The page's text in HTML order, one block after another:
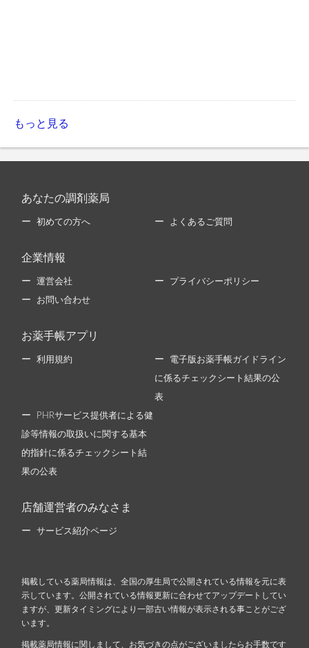
もっと見る
あなたの調剤薬局
初めての方へ よくあるご質問
企業情報
運営会社 プライバシーポリシー
お問い合わせ
お薬手帳アプリ
利用規約 電子版お薬手帳ガイドライン
に係るチェックシート結果の公
表
PHRサービス提供者による健
診等情報の取扱いに関する基本
的指針に係るチェックシート結
果の公表
店舗運営者のみなさま
サービス紹介ページ
掲載している薬局情報は、全国の厚生局で公開されている情報を元に表
示しています。公開されている情報更新に合わせてアップデートしてい
ますが、更新タイミングにより一部古い情報が表示される事ことがござ
います。
掲載薬局情報に関しまして、お気づきの点がございましたらお手数です